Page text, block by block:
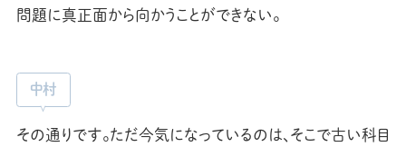
問題に真正面から向かうことができない。
中村
その通りです。ただ今気になっているのは、そこで古い科目